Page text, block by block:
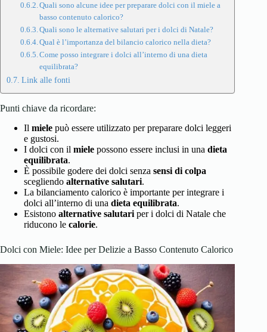
Quali sono alcune idee per preparare dolci con il miele a
basso contenuto calorico?
Quali sono le alternative salutari per i dolci di Natale?
Qual è l’importanza del bilancio calorico nella dieta?
Come posso integrare i dolci all’interno di una dieta
equilibrata?
Link alle fonti
Punti chiave da ricordare:
Il miele può essere utilizzato per preparare dolci leggeri
e gustosi.
I dolci con il miele possono essere inclusi in una dieta
equilibrata.
È possibile godere dei dolci senza sensi di colpa
scegliendo alternative salutari.
La bilanciamento calorico è importante per integrare i
dolci all’interno di una dieta equilibrata.
Esistono alternative salutari per i dolci di Natale che
riducono le calorie.
Dolci con Miele: Idee per Delizie a Basso Contenuto Calorico